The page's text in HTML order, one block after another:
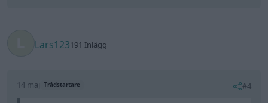
Lars123191 Inlägg
14 maj Trådstartare #4